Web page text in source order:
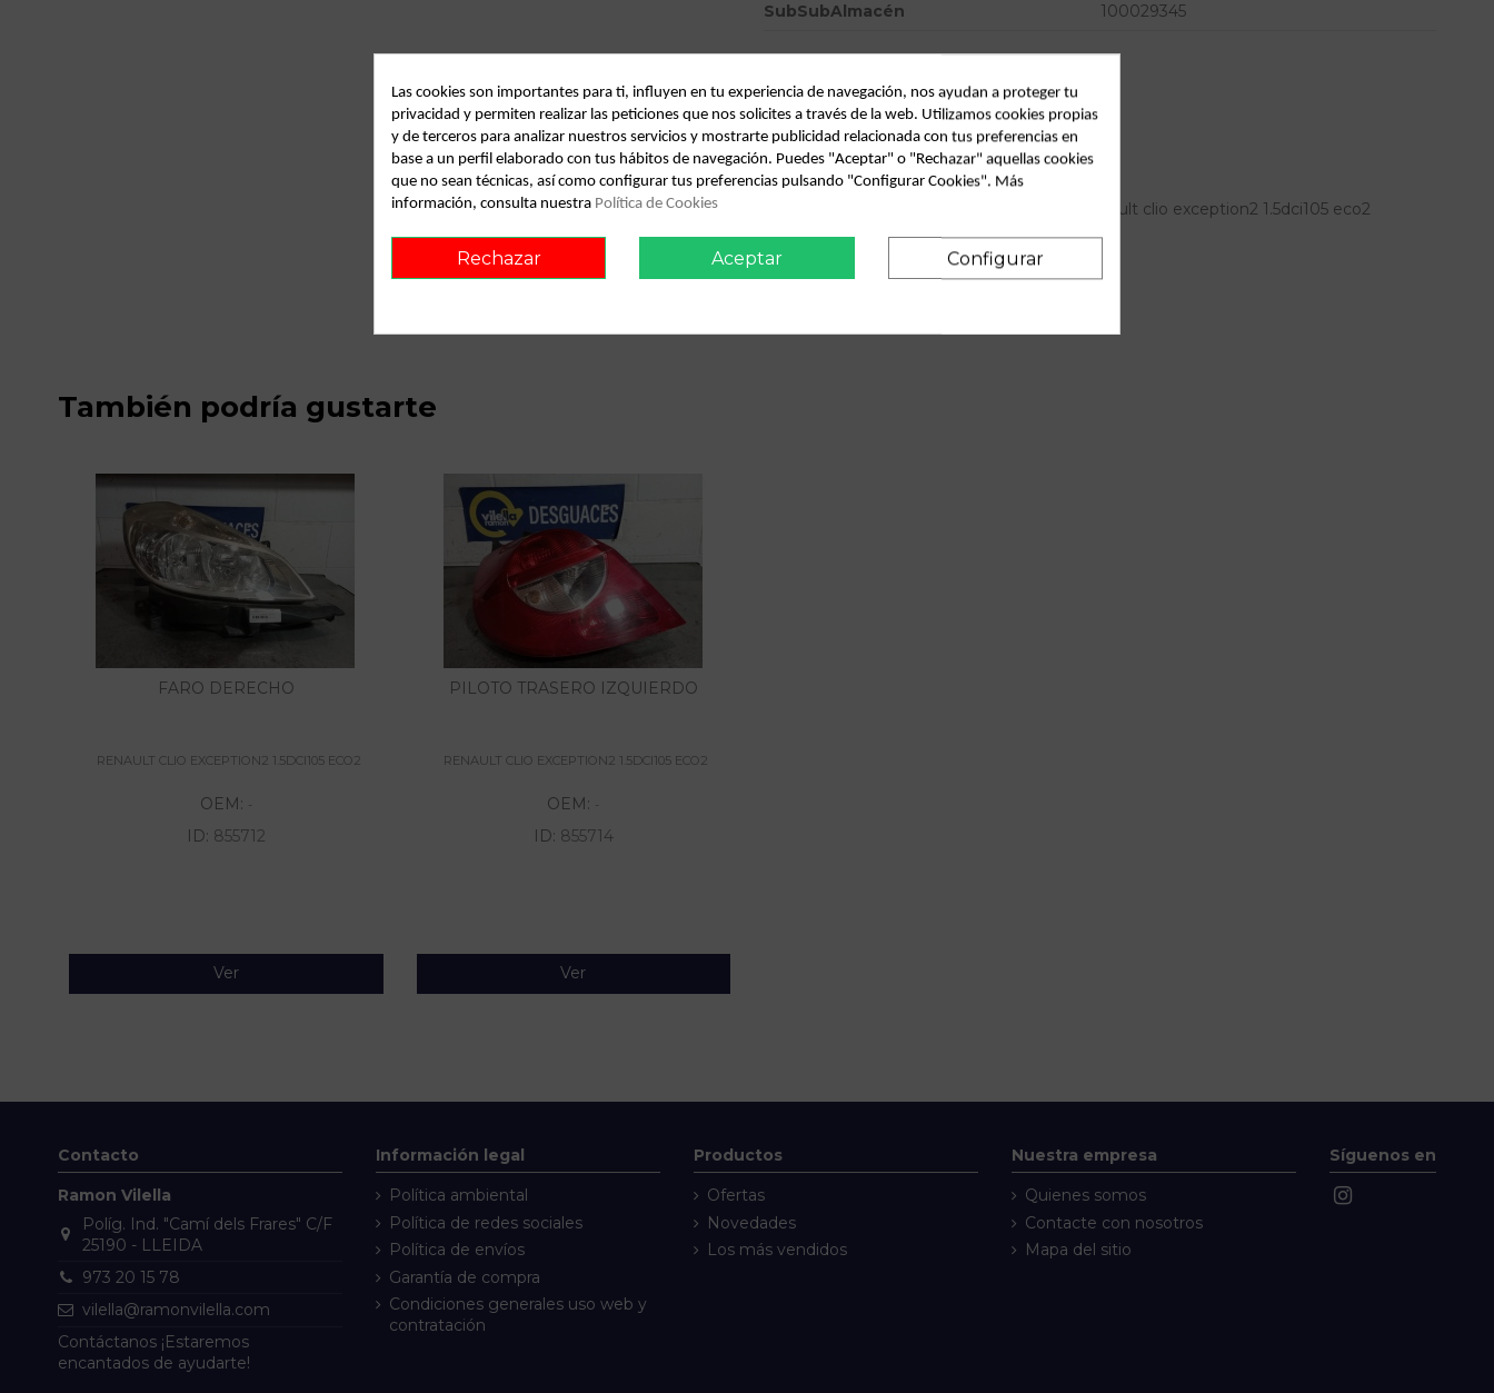
SubSubAlmacén
100029345
Fecha disponible:
2026-06-04
Descripción
Recambio de piloto trasero derecho para renault clio exception2 1.5dci105 eco2
También podría gustarte
FARO DERECHO
RENAULT CLIO EXCEPTION2 1.5DCI105 ECO2
OEM: -
ID: 855712
Ver
PILOTO TRASERO IZQUIERDO
RENAULT CLIO EXCEPTION2 1.5DCI105 ECO2
OEM: -
ID: 855714
Ver
Contacto
Ramon Vilella
Políg. Ind. "Camí dels Frares" C/F
25190 - LLEIDA
973 20 15 78
vilella@ramonvilella.com
Contáctanos ¡Estaremos
encantados de ayudarte!
Información legal
Política ambiental
Política de redes sociales
Política de envíos
Garantía de compra
Condiciones generales uso web y
contratación
Productos
Ofertas
Novedades
Los más vendidos
Nuestra empresa
Quienes somos
Contacte con nosotros
Mapa del sitio
Síguenos en
Las cookies son importantes para ti, influyen en tu experiencia de navegación, nos ayudan a proteger tu
privacidad y permiten realizar las peticiones que nos solicites a través de la web. Utilizamos cookies propias
y de terceros para analizar nuestros servicios y mostrarte publicidad relacionada con tus preferencias en
base a un perfil elaborado con tus hábitos de navegación. Puedes "Aceptar" o "Rechazar" aquellas cookies
que no sean técnicas, así como configurar tus preferencias pulsando "Configurar Cookies". Más
información, consulta nuestra Política de Cookies
Rechazar Aceptar Configurar